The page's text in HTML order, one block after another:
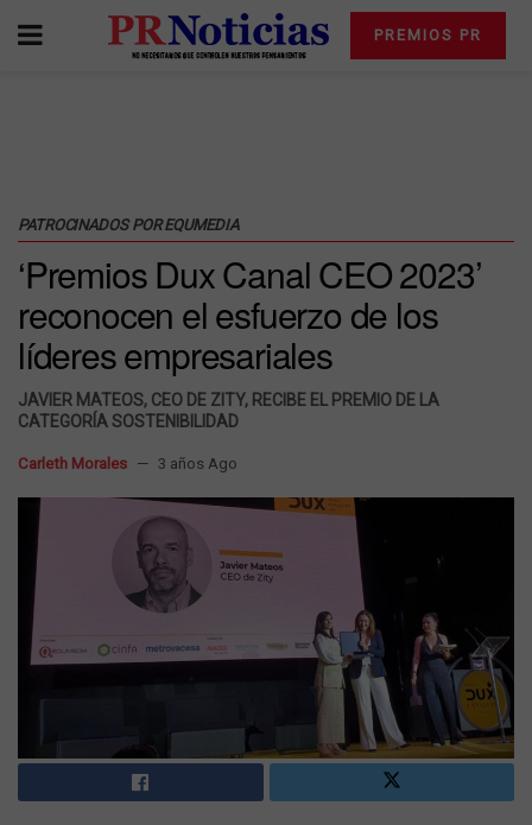
PREMIOS PR
PATROCINADOS POR EQUMEDIA
‘Premios Dux Canal CEO 2023’
reconocen el esfuerzo de los
líderes empresariales
JAVIER MATEOS, CEO DE ZITY, RECIBE EL PREMIO DE LA
CATEGORÍA SOSTENIBILIDAD
Carleth Morales 3 años Ago